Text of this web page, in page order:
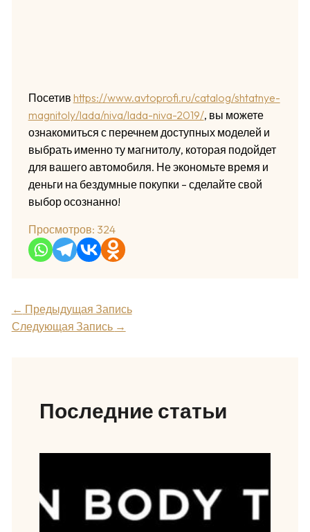
Посетив https://www.avtoprofi.ru/catalog/shtatnye-
magnitoly/lada/niva/lada-niva-2019/, вы можете
ознакомиться с перечнем доступных моделей и
выбрать именно ту магнитолу, которая подойдет
для вашего автомобиля. Не экономьте время и
деньги на бездумные покупки – сделайте свой
выбор осознанно!
Просмотров: 324
← Предыдущая Запись
Следующая Запись →
Последние статьи